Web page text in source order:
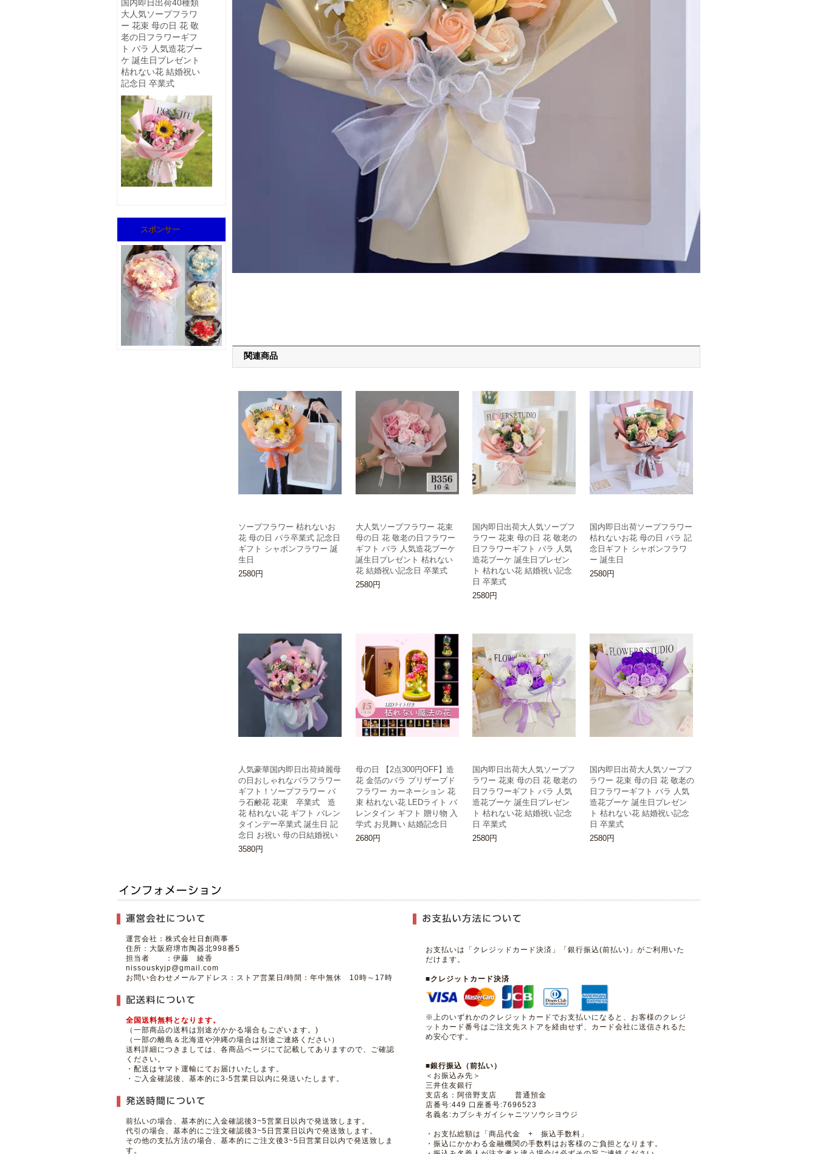
国内即日出荷40種類
大人気ソープフラワ
ー 花束 母の日 花 敬
老の日フラワーギフ
ト バラ 人気造花ブー
ケ 誕生日プレゼント
枯れない花 結婚祝い
記念日 卒業式
スポンサー
関連商品
ソープフラワー 枯れないお
花 母の日 パラ卒業式 記念日
ギフト シャボンフラワー 誕
生日
2580円
大人気ソープフラワー 花束
母の日 花 敬老の日フラワー
ギフト バラ 人気造花ブーケ
誕生日プレゼント 枯れない
花 結婚祝い記念日 卒業式
2580円
国内即日出荷大人気ソープフ
ラワー 花束 母の日 花 敬老の
日フラワーギフト バラ 人気
造花ブーケ 誕生日プレゼン
ト 枯れない花 結婚祝い記念
日 卒業式
2580円
国内即日出荷ソープフラワー
枯れないお花 母の日 パラ 記
念日ギフト シャボンフラワ
ー 誕生日
2580円
人気豪華国内即日出荷綺麗母
の日おしゃれなバラフラワー
ギフト！ソープフラワー バ
ラ石鹸花 花束 卒業式 造
花 枯れない花 ギフト バレン
タインデー卒業式 誕生日 記
念日 お祝い 母の日結婚祝い
3580円
母の日 【2点300円OFF】造
花 金箔のバラ プリザーブド
フラワー カーネーション 花
束 枯れない花 LEDライト バ
レンタイン ギフト 贈り物 入
学式 お見舞い 結婚記念日
2680円
国内即日出荷大人気ソープフ
ラワー 花束 母の日 花 敬老の
日フラワーギフト バラ 人気
造花ブーケ 誕生日プレゼン
ト 枯れない花 結婚祝い記念
日 卒業式
2580円
国内即日出荷大人気ソープフ
ラワー 花束 母の日 花 敬老の
日フラワーギフト バラ 人気
造花ブーケ 誕生日プレゼン
ト 枯れない花 結婚祝い記念
日 卒業式
2580円
運営会社：株式会社日創商事
住所：大阪府堺市陶器北998番5
担当者 ：伊藤 綾香
nissouskyjp@gmail.com
お問い合わせメールアドレス：ストア営業日/時間：年中無休 10時～17時
全国送料無料となります。
（一部商品の送料は別途がかかる場合もございます。)
（一部の離島＆北海道や沖縄の場合は別途ご連絡ください）
送料詳細につきましては、各商品ページにて記載してありますので、ご確認
ください。
・配送はヤマト運輸にてお届けいたします。
・ご入金確認後、基本的に3-5営業日以内に発送いたします。
前払いの場合、基本的に入金確認後3~5営業日以内で発送致します。
代引の場合、基本的にご注文確認後3~5日営業日以内で発送致します。
その他の支払方法の場合、基本的にご注文後3~5日営業日以内で発送致しま
す。
お支払いは「クレジッドカード決済」「銀行振込(前払い)」がご利用いた
だけます。
■クレジットカード決済
※上のいずれかのクレジットカードでお支払いになると、お客様のクレジ
ットカード番号はご注文先ストアを経由せず、カード会社に送信されるた
め安心です。
■銀行振込（前払い）
＜お振込み先＞
三井住友銀行
支店名：阿倍野支店 普通預金
店番号:449 口座番号:7696523
名義名:カブシキガイシャニツソウシヨウジ
・お支払総額は「商品代金 + 振込手数料」
・振込にかかわる金融機関の手数料はお客様のご負担となります。